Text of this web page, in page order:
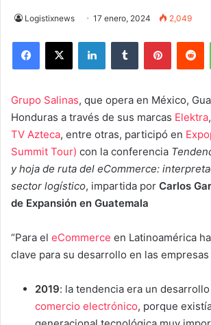
Logistixnews 17 enero, 2024 2,049
Grupo Salinas, que opera en México,
Honduras a través de sus marcas Elektra,
TV Azteca, entre otras, participó en
Summit Tour) con la conferencia
y hoja de ruta del eCommerce:
sector logístico, impartida por Carlos
de Expansión en Guatemala
“Para el eCommerce en Latinoamérica
clave para su desarrollo en las empresas
2019: la tendencia era un
comercio electrónico, porque